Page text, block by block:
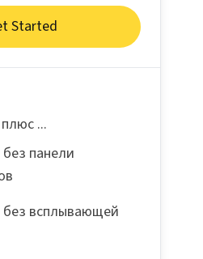
Started
...
панели
без всплывающей